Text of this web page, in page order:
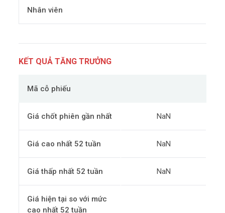
Nhân viên
KẾT QUẢ TĂNG TRƯỞNG
Mã cỗ phiếu
Giá chốt phiên gần nhất NaN
Giá cao nhất 52 tuần NaN
Giá thấp nhất 52 tuần NaN
Giá hiện tại so với mức
cao nhất 52 tuần